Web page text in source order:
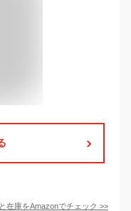
在庫をAmazonでチェック >>